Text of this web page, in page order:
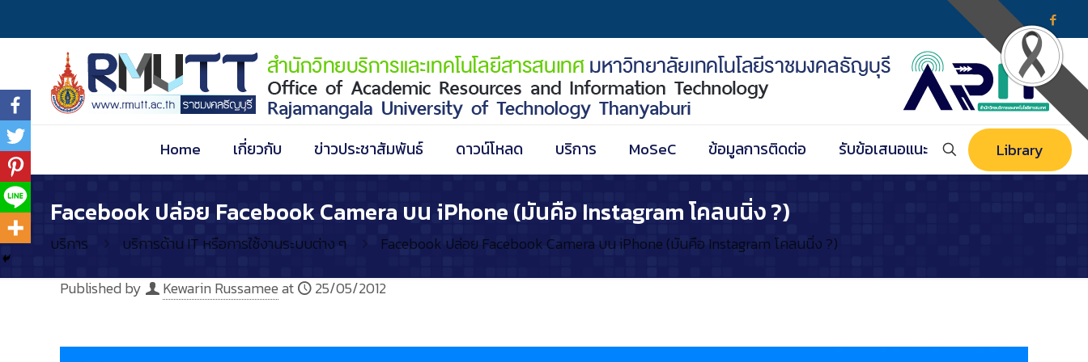
Home เกี่ยวกับ ข่าวประชาสัมพันธ์ ดาวน์โหลด บริการ MoSeC ข้อมูลการติดต่อ รับข้อเสนอแนะ Library
Facebook ปล่อย Facebook Camera บน iPhone (มันคือ Instagram โคลนนิ่ง ?)
บริการ บริการด้าน IT หรือการใช้งานระบบต่าง ๆ Facebook ปล่อย Facebook Camera บน iPhone (มันคือ Instagram โคลนนิ่ง ?)
Published by Kewarin Russameeat 25/05/2012